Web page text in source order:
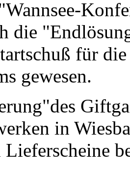
die
für
gewesen.
in